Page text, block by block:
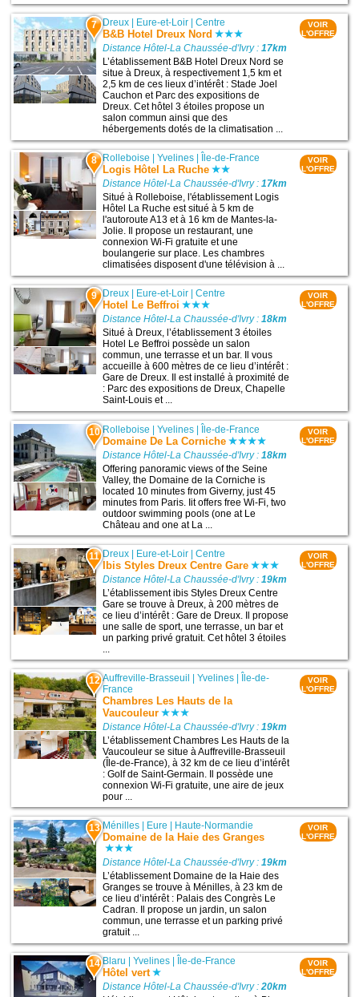
7 Dreux Eure-et-Loir |Centre
B&B Hotel Dreux Nord
Distance Hôtel-La Chaussée-d'Ivry :17km
L’établissement B&B Hotel Dreux Nord se
situe à Dreux, à respectivement 1,5 km et
2,5 km de ces lieux d’intérêt : Stade Joel
Cauchon et Parc des expositions de
Dreux. Cet hôtel 3 étoiles propose un
salon commun ainsi que des
hébergements dotés de la climatisation ...
VOIR
L'OFFRE
8 Rolleboise |Yvelines Île-de-France
Logis Hôtel La Ruche
Distance Hôtel-La Chaussée-d'Ivry :17km
Situé à Rolleboise, l'établissement Logis
Hôtel La Ruche est situé à 5 km de
l'autoroute A13 et à 16 km de Mantes-la-
Jolie. Il propose un restaurant, une
connexion Wi-Fi gratuite et une
boulangerie sur place. Les chambres
climatisées disposent d'une télévision à ...
VOIR
L'OFFRE
9 Dreux Eure-et-Loir |Centre
Hotel Le Beffroi
Distance Hôtel-La Chaussée-d'Ivry :18km
Situé à Dreux, l’établissement 3 étoiles
Hotel Le Beffroi possède un salon
commun, une terrasse et un bar. Il vous
accueille à 600 mètres de ce lieu d’intérêt :
Gare de Dreux. Il est installé à proximité de
: Parc des expositions de Dreux, Chapelle
Saint-Louis et ...
VOIR
L'OFFRE
10 Rolleboise |Yvelines | Île-de-France
Domaine De La Corniche
Distance Hôtel-La Chaussée-d'Ivry :18km
Offering panoramic views of the Seine
Valley, the Domaine de la Corniche is
located 10 minutes from Giverny, just 45
minutes from Paris. Iit offers free Wi-Fi, two
outdoor swimming pools (one at Le
Château and one at La ...
VOIR
L'OFFRE
11 Dreux | Eure-et-Loir |Centre
Ibis Styles Dreux Centre Gare
Distance Hôtel-La Chaussée-d'Ivry :19km
L’établissement ibis Styles Dreux Centre
Gare se trouve à Dreux, à 200 mètres de
ce lieu d’intérêt : Gare de Dreux. Il propose
une salle de sport, une terrasse, un bar et
un parking privé gratuit. Cet hôtel 3 étoiles
VOIR
L'OFFRE
12 Auffreville-Brasseuil |Yvelines | Île-de-
France
Chambres Les Hauts de la
Vaucouleur
Distance Hôtel-La Chaussée-d'Ivry :19km
L’établissement Chambres Les Hauts de la
Vaucouleur se situe à Auffreville-Brasseuil
(Île-de-France), à 32 km de ce lieu d’intérêt
: Golf de Saint-Germain. Il possède une
connexion Wi-Fi gratuite, une aire de jeux
pour ...
VOIR
L'OFFRE
13 Ménilles Eure Haute-Normandie
Domaine de la Haie des Granges
Distance Hôtel-La Chaussée-d'Ivry :19km
L’établissement Domaine de la Haie des
Granges se trouve à Ménilles, à 23 km de
ce lieu d’intérêt : Palais des Congrès Le
Cadran. Il propose un jardin, un salon
commun, une terrasse et un parking privé
gratuit ...
VOIR
L'OFFRE
14 Blaru |Yvelines Île-de-France
Hôtel vert
Distance Hôtel-La Chaussée-d'Ivry :20km
VOIR
L'OFFRE